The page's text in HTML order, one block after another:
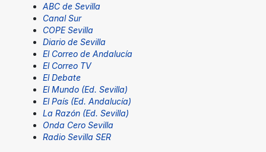
ABC de Sevilla
Canal Sur
COPE Sevilla
Diario de Sevilla
El Correo de Andalucía
El Correo TV
El Debate
El Mundo (Ed. Sevilla)
El País (Ed. Andalucía)
La Razón (Ed. Sevilla)
Onda Cero Sevilla
Radio Sevilla SER